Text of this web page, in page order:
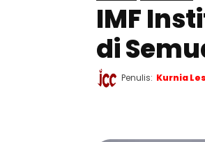
IMF
di
Penulis: Kurnia